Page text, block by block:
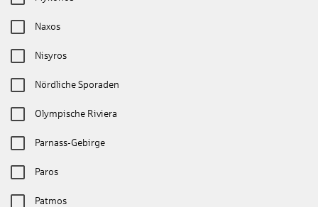
Naxos
Nisyros
Nördliche Sporaden
Olympische Riviera
Parnass-Gebirge
Paros
Patmos